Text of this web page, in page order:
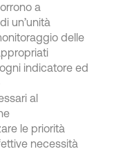
a
un’unità
delle
indicatore ed
al
le priorità
necessità